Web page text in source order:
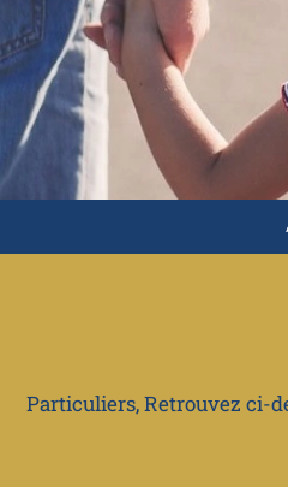
Particuliers, Retrouvez ci-